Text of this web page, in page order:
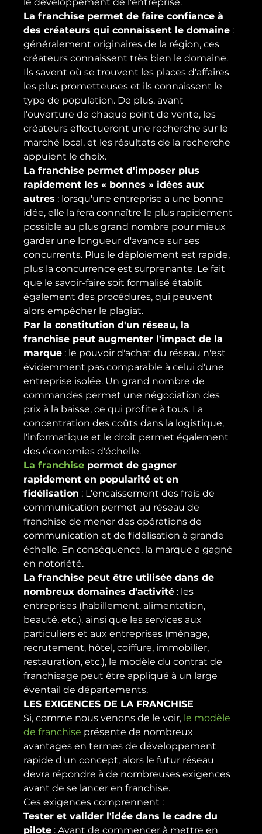
La franchise permet de faire confiance à
des créateurs qui connaissent le domaine :
généralement originaires de la région, ces
créateurs connaissent très bien le domaine.
Ils savent où se trouvent les places d'affaires
les plus prometteuses et ils connaissent le
type de population. De plus, avant
l'ouverture de chaque point de vente, les
créateurs effectueront une recherche sur le
marché local, et les résultats de la recherche
appuient le choix.
La franchise permet d'imposer plus
rapidement les « bonnes » idées aux
autres : lorsqu'une entreprise a une bonne
idée, elle la fera connaître le plus rapidement
possible au plus grand nombre pour mieux
garder une longueur d'avance sur ses
concurrents. Plus le déploiement est rapide,
plus la concurrence est surprenante. Le fait
que le savoir-faire soit formalisé établit
également des procédures, qui peuvent
alors empêcher le plagiat.
Par la constitution d'un réseau, la
franchise peut augmenter l'impact de la
marque : le pouvoir d'achat du réseau n'est
évidemment pas comparable à celui d'une
entreprise isolée. Un grand nombre de
commandes permet une négociation des
prix à la baisse, ce qui profite à tous. La
concentration des coûts dans la logistique,
l'informatique et le droit permet également
des économies d'échelle.
La franchise permet de gagner
rapidement en popularité et en
fidélisation : L'encaissement des frais de
communication permet au réseau de
franchise de mener des opérations de
communication et de fidélisation à grande
échelle. En conséquence, la marque a gagné
en notoriété.
La franchise peut être utilisée dans de
nombreux domaines d'activité : les
entreprises (habillement, alimentation,
beauté, etc.), ainsi que les services aux
particuliers et aux entreprises (ménage,
recrutement, hôtel, coiffure, immobilier,
restauration, etc.), le modèle du contrat de
franchisage peut être appliqué à un large
éventail de départements.
LES EXIGENCES DE LA FRANCHISE
Si, comme nous venons de le voir, le modèle
de franchise présente de nombreux
avantages en termes de développement
rapide d'un concept, alors le futur réseau
devra répondre à de nombreuses exigences
avant de se lancer en franchise.
Ces exigences comprennent :
Tester et valider l'idée dans le cadre du
pilote : Avant de commencer à mettre en